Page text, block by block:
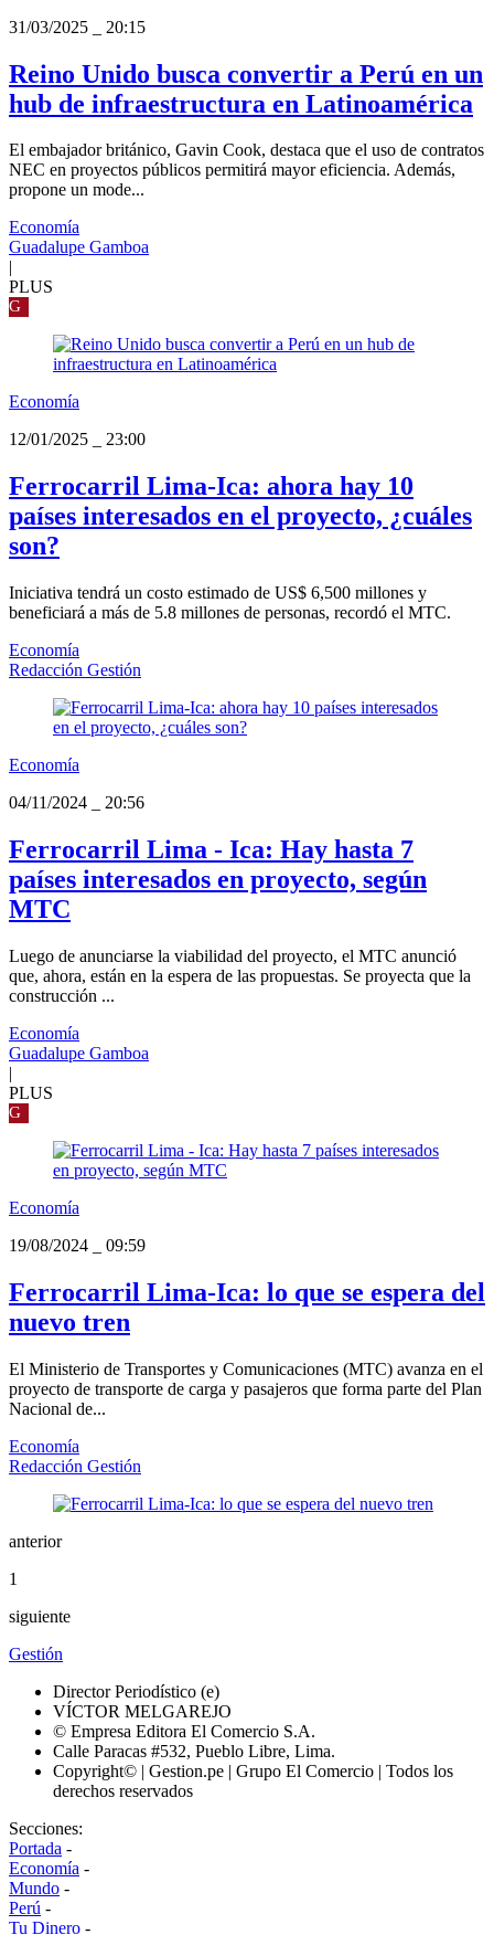
31/03/2025
20:15
Reino Unido busca convertir a Perú en un
hub de infraestructura en Latinoamérica
El embajador británico, Gavin Cook, destaca que el uso de contratos
NEC en proyectos públicos permitirá mayor eficiencia. Además,
propone un mode...
Economía
Guadalupe Gamboa
PLUS
G
Economía
12/01/2025
23:00
Ferrocarril Lima-Ica: ahora hay 10
países interesados en el proyecto, ¿cuáles
son?
Iniciativa tendrá un costo estimado de US$ 6,500 millones y
beneficiará a más de 5.8 millones de personas, recordó el MTC.
Economía
Redacción Gestión
Economía
04/11/2024
20:56
Ferrocarril Lima - Ica: Hay hasta 7
países interesados en proyecto, según
MTC
Luego de anunciarse la viabilidad del proyecto, el MTC anunció
que, ahora, están en la espera de las propuestas. Se proyecta que la
construcción ...
Economía
Guadalupe Gamboa
|
PLUS
G
Economía
19/08/2024
09:59
Ferrocarril Lima-Ica: lo que se espera del
nuevo tren
El Ministerio de Transportes y Comunicaciones (MTC) avanza en el
proyecto de transporte de carga y pasajeros que forma parte del Plan
Nacional de...
Economía
Redacción Gestión
anterior
1
siguiente
Gestión
Director Periodístico (e)
VÍCTOR MELGAREJO
© Empresa Editora El Comercio S.A.
Calle Paracas #532, Pueblo Libre, Lima.
Copyright© | Gestion.pe | Grupo El Comercio | Todos los
derechos reservados
Secciones:
Portada -
Economía -
Mundo -
Perú -
Tu Dinero -